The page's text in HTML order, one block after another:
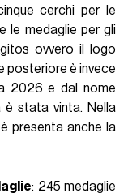
realistica, è quello
che sembra